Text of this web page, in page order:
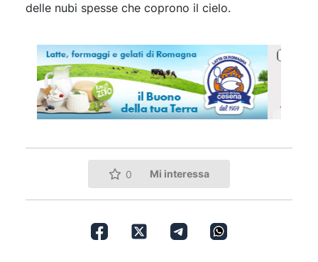
delle nubi spesse che coprono il cielo.
0 Mi interessa